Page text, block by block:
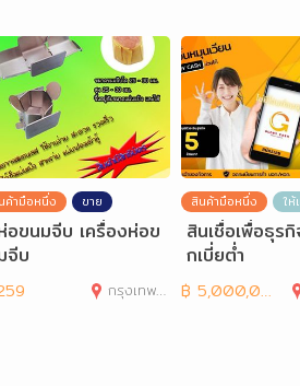
ค้ามือหนึ่ง ขาย
อขนมจีบ เครื่องห่อข
จีบ
กรุงเทพมหานคร
สินค้ามือหนึ่ง ให้
สินเชื่อเพื่อธุร
กเบี่ยต่ำ
฿ 5,000,000